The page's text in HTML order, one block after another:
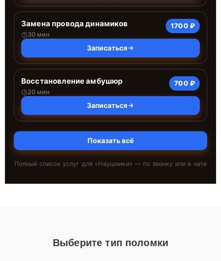
Замена провода динамиков
30 мин
1700 ₽
Записаться
Восстановление амбушюр
20 мин
700 ₽
Записаться
Показать всё
Полный список услуг для «Наушники» — по звонку или в чате
Выберите тип поломки